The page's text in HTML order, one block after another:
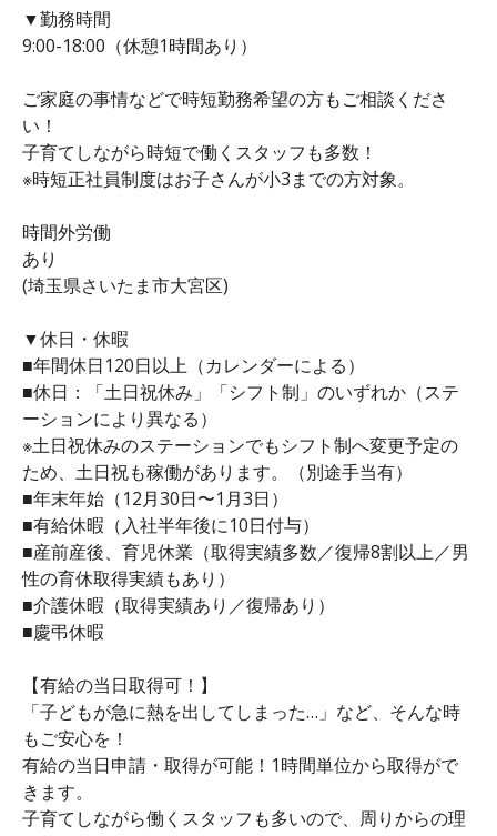
▼勤務時間
9:00-18:00（休憩1時間あり）
ご家庭の事情などで時短勤務希望の方もご相談くださ
い！
子育てしながら時短で働くスタッフも多数！
※時短正社員制度はお子さんが小3までの方対象。
時間外労働
あり
(埼玉県さいたま市大宮区)
▼休日・休暇
■年間休日120日以上（カレンダーによる）
■休日：「土日祝休み」「シフト制」のいずれか（ステ
ーションにより異なる）
※土日祝休みのステーションでもシフト制へ変更予定の
ため、土日祝も稼働があります。（別途手当有）
■年末年始（12月30日〜1月3日）
■有給休暇（入社半年後に10日付与）
■産前産後、育児休業（取得実績多数／復帰8割以上／男
性の育休取得実績もあり）
■介護休暇（取得実績あり／復帰あり）
■慶弔休暇
【有給の当日取得可！】
「子どもが急に熱を出してしまった…」など、そんな時
もご安心を！
有給の当日申請・取得が可能！1時間単位から取得がで
きます。
子育てしながら働くスタッフも多いので、周りからの理